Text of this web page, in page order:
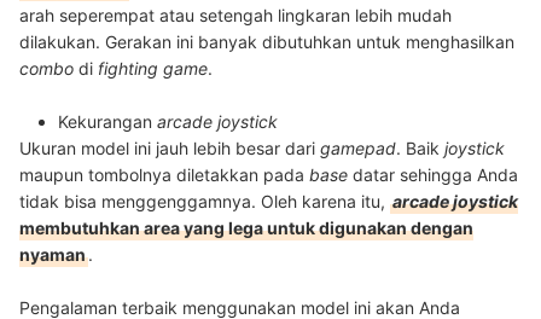
arah seperempat atau setengah lingkaran lebih mudah
dilakukan. Gerakan ini banyak dibutuhkan untuk menghasilkan
combo di fighting game.
Kekurangan arcade joystick
Ukuran model ini jauh lebih besar dari gamepad. Baik joystick
maupun tombolnya diletakkan pada base datar sehingga Anda
tidak bisa menggenggamnya. Oleh karena itu, arcade joystick
membutuhkan area yang lega untuk digunakan dengan
nyaman.
Pengalaman terbaik menggunakan model ini akan Anda